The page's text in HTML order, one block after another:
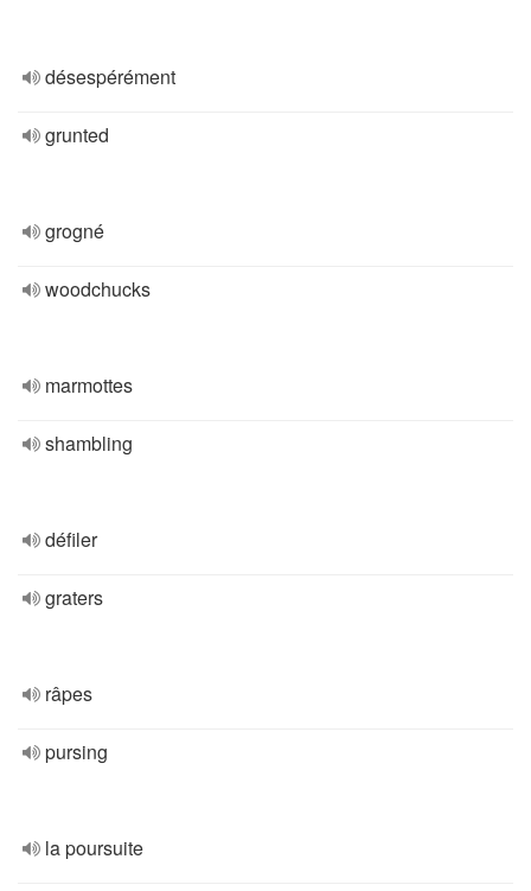
désespérément
grunted
grogné
woodchucks
marmottes
shambling
défiler
graters
râpes
pursing
la poursuite